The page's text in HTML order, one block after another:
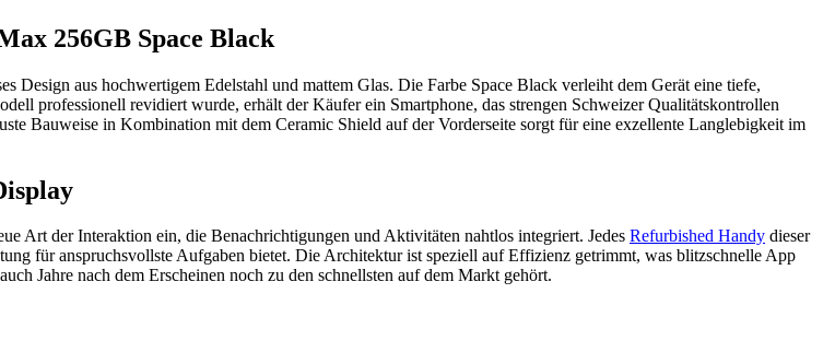
256GB Space Black
aus hochwertigem Edelstahl und mattem Glas. Die Farbe Space Black verleiht dem Gerät eine tiefe,
professionell revidiert wurde, erhält der Käufer ein Smartphone, das strengen Schweizer Qualitätskontrollen
Bauweise in Kombination mit dem Ceramic Shield auf der Vorderseite sorgt für eine exzellente Langlebigkeit im
Art der Interaktion ein, die Benachrichtigungen und Aktivitäten nahtlos integriert. Jedes Refurbished Handy dieser
für anspruchsvollste Aufgaben bietet. Die Architektur ist speziell auf Effizienz getrimmt, was blitzschnelle App
Jahre nach dem Erscheinen noch zu den schnellsten auf dem Markt gehört.